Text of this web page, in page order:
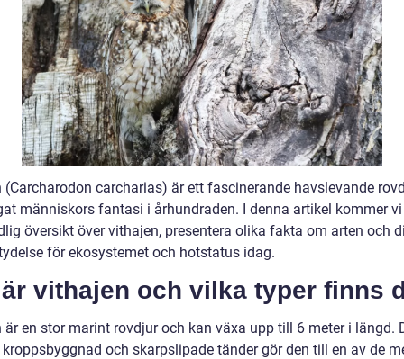
(Carcharodon carcharias) är ett fascinerande havslevande
människors fantasi i århundraden. I denna artikel kommer
översikt över vithajen, presentera olika fakta om arten och
för ekosystemet och hotstatus idag.
är vithajen och vilka typer finns
är en stor marint rovdjur och kan växa upp till 6 meter i längd.
och skarpslipade tänder gör den till en av de